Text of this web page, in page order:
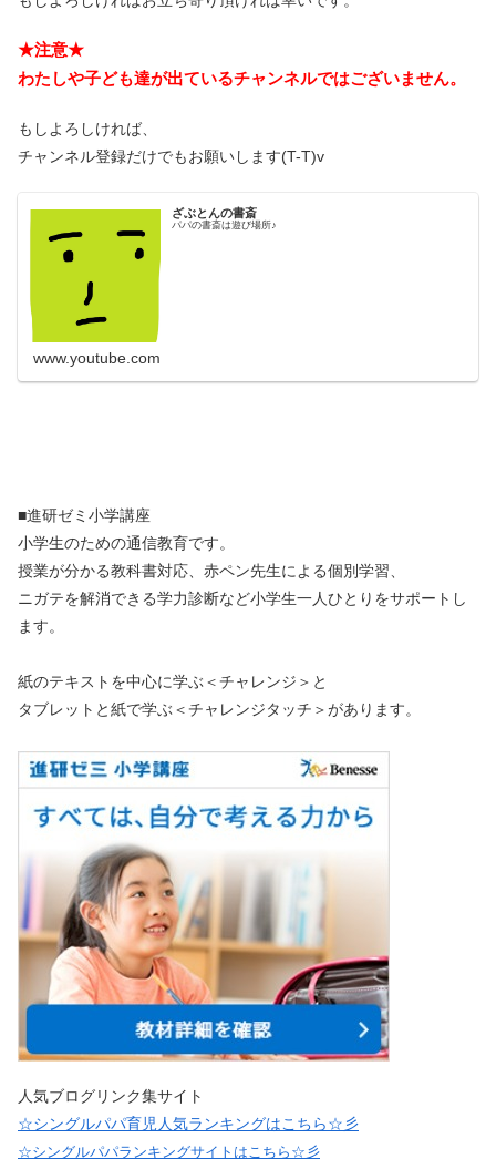
★注意★
わたしや子ども達が出ているチャンネルではございません。
もしよろしければ、
チャンネル登録だけでもお願いします(T-T)v
ざぶとんの書斎
パパの書斎は遊び場所♪
www.youtube.com
■進研ゼミ小学講座
小学生のための通信教育です。
授業が分かる教科書対応、赤ペン先生による個別学習、
ニガテを解消できる学力診断など小学生一人ひとりをサポートし
ます。
紙のテキストを中心に学ぶ＜チャレンジ＞と
タブレットと紙で学ぶ＜チャレンジタッチ＞があります。
人気ブログリンク集サイト
☆シングルパパ育児人気ランキングはこちら☆彡
☆シングルパパランキングサイトはこちら☆彡